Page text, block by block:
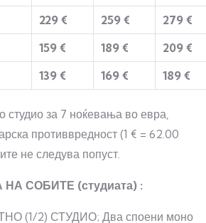
229 € 259 € 279 €
159 € 189 € 209 €
139 € 169 € 189 €
студио за 7 ноќевања во евра,
противвредност (1 € = 62.00
не следува попуст.
СОБИТЕ (студиата) :
(1/2) СТУДИО; Два споени моно